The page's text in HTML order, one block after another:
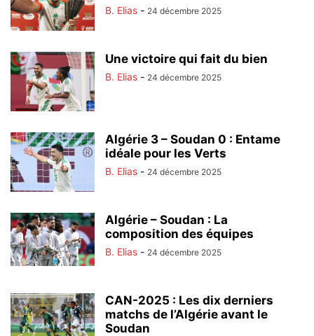
B. Elias - 24 décembre 2025
Une victoire qui fait du bien
B. Elias - 24 décembre 2025
Algérie 3 – Soudan 0 : Entame
idéale pour les Verts
B. Elias - 24 décembre 2025
Algérie – Soudan : La
composition des équipes
B. Elias - 24 décembre 2025
CAN-2025 : Les dix derniers
matchs de l’Algérie avant le
Soudan